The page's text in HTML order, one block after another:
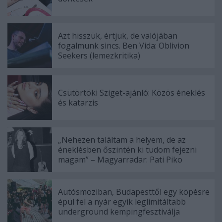
Azt hisszük, értjük, de valójában
fogalmunk sincs. Ben Vida: Oblivion
Seekers (lemezkritika)
Csütörtöki Sziget-ajánló: Közös éneklés
és katarzis
„Nehezen találtam a helyem, de az
éneklésben őszintén ki tudom fejezni
magam” – Magyarradar: Pati Piko
Autósmoziban, Budapesttől egy köpésre
épül fel a nyár egyik leglimitáltabb
underground kempingfesztiválja